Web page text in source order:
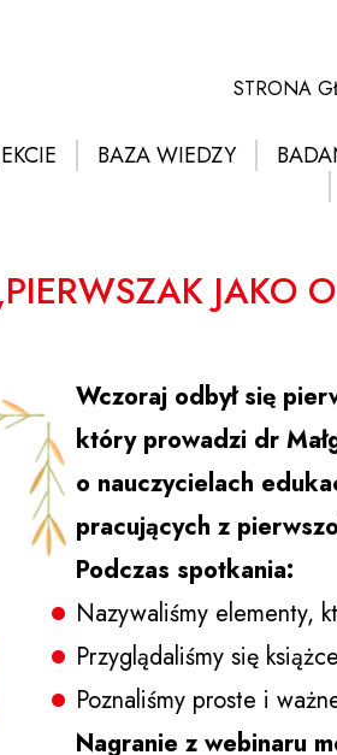
STRONA
BAZA WIEDZY
JAKO
Wczoraj odbył się
który prowadzi dr
o nauczycielach
pracujących z
Podczas spotkania:
Nazywaliśmy elementy,
Przyglądaliśmy się
Poznaliśmy proste i
Nagranie z webinaru